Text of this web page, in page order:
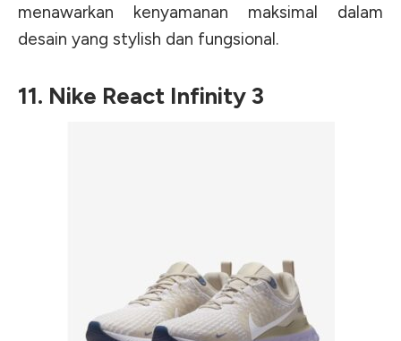
menawarkan kenyamanan maksimal dalam
desain yang stylish dan fungsional.
11. Nike React Infinity 3